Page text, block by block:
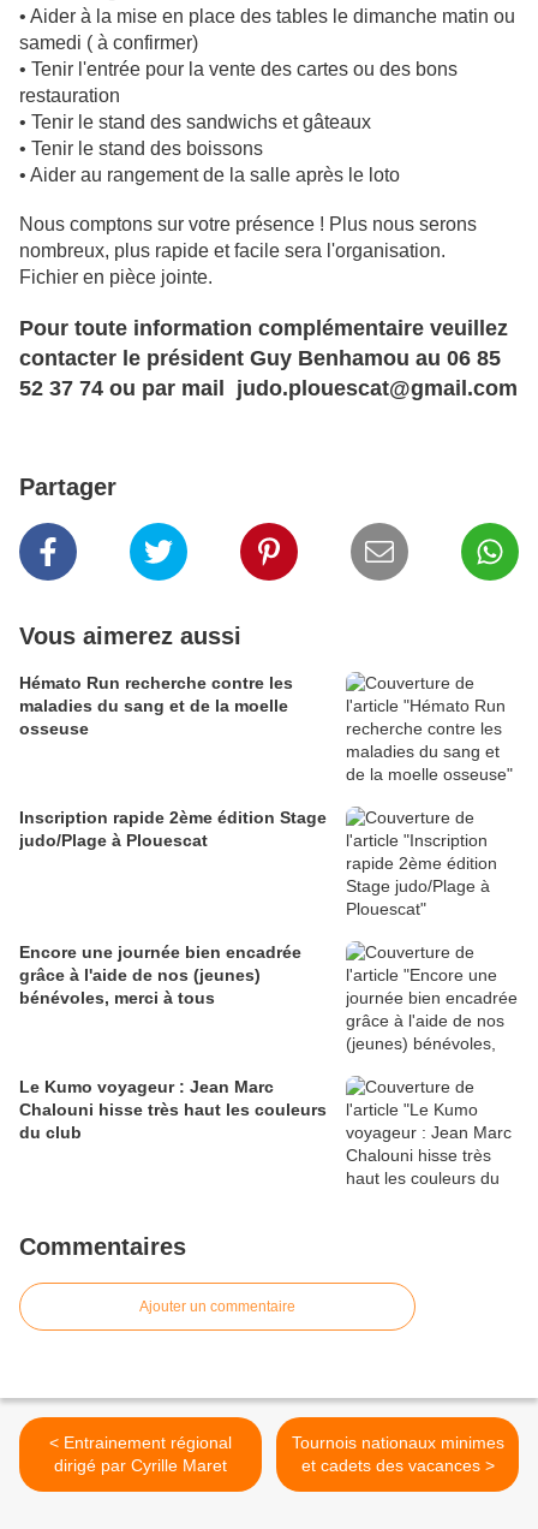
• Aider à la mise en place des tables le dimanche matin ou
samedi ( à confirmer)
• Tenir l'entrée pour la vente des cartes ou des bons
restauration
• Tenir le stand des sandwichs et gâteaux
• Tenir le stand des boissons
• Aider au rangement de la salle après le loto
Nous comptons sur votre présence ! Plus nous serons
nombreux, plus rapide et facile sera l'organisation.
Fichier en pièce jointe.
Pour toute information complémentaire veuillez
contacter le président Guy Benhamou au 06 85
52 37 74 ou par mail judo.plouescat@gmail.com
Partager
Vous aimerez aussi
Hémato Run recherche contre les
maladies du sang et de la moelle
osseuse
Inscription rapide 2ème édition Stage
judo/Plage à Plouescat
Encore une journée bien encadrée
grâce à l'aide de nos (jeunes)
bénévoles, merci à tous
Le Kumo voyageur : Jean Marc
Chalouni hisse très haut les couleurs
du club
Commentaires
Ajouter un commentaire
< Entrainement régional
dirigé par Cyrille Maret
Tournois nationaux minimes
et cadets des vacances >